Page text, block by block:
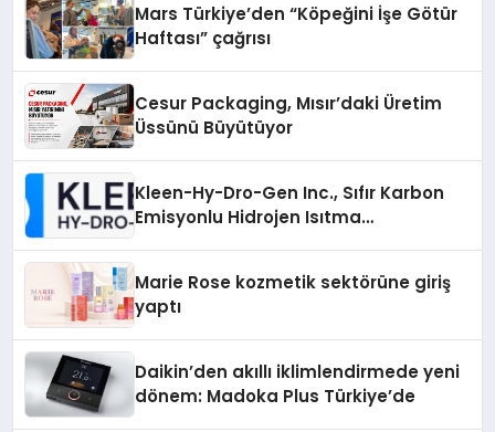
Mars Türkiye’den “Köpeğini İşe Götür
Haftası” çağrısı
Cesur Packaging, Mısır’daki Üretim
Üssünü Büyütüyor
Kleen-Hy-Dro-Gen Inc., Sıfır Karbon
Emisyonlu Hidrojen Isıtma
Marie Rose kozmetik sektörüne giriş
yaptı
Daikin’den akıllı iklimlendirmede yeni
dönem: Madoka Plus Türkiye’de